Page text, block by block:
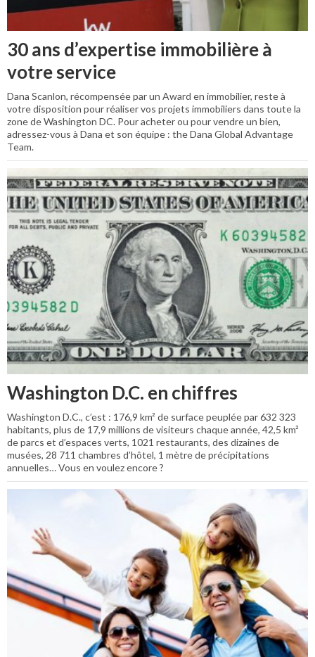
30 ans d’expertise immobilière à
votre service
Dana Scanlon, récompensée par un Award en immobilier, reste à
votre disposition pour réaliser vos projets immobiliers dans toute la
zone de Washington DC. Pour acheter ou pour vendre un bien,
adressez-vous à Dana et son équipe : the Dana Global Advantage
Team.
Washington D.C. en chiffres
Washington D.C., c’est : 176,9 km² de surface peuplée par 632 323
habitants, plus de 17,9 millions de visiteurs chaque année, 42,5 km²
de parcs et d’espaces verts, 1021 restaurants, des dizaines de
musées, 28 711 chambres d’hôtel, 1 mètre de précipitations
annuelles… Vous en voulez encore ?